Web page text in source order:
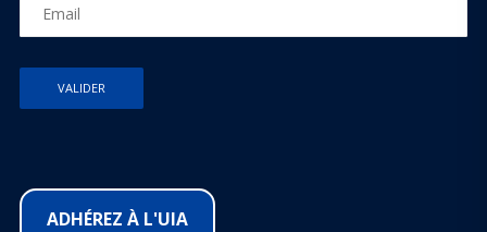
ADHÉREZ À L'UIA